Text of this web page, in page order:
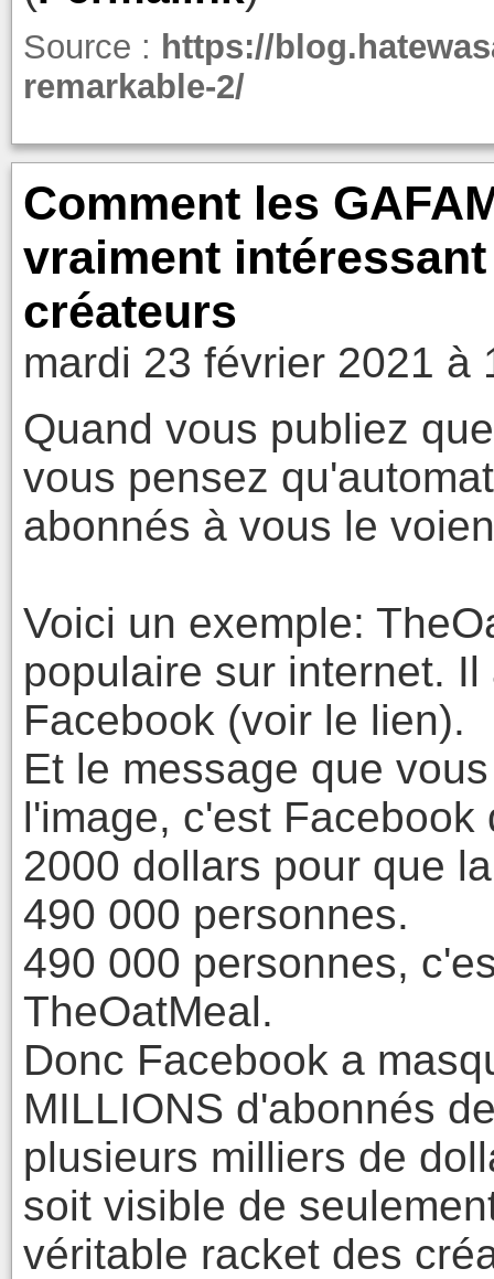
Source : https://
remarkable-2/
Comment les
vraiment
créateurs
mardi 23 février 2021 à
Quand vous publiez
vous pensez
abonnés à vous le
Voici un exemple:
populaire sur internet.
Facebook (voir le lien).
Et le message que
l'image, c'est
2000 dollars pour que
490 000 personnes.
490 000 personnes,
TheOatMeal.
Donc Facebook a
MILLIONS d'abonnés
plusieurs milliers de
soit visible de
véritable racket des